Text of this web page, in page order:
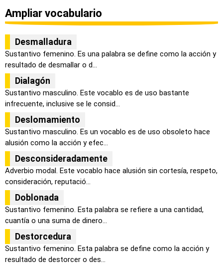
Ampliar vocabulario
Desmalladura
Sustantivo femenino. Es una palabra se define como la acción y
resultado de desmallar o d...
Dialagón
Sustantivo masculino. Este vocablo es de uso bastante
infrecuente, inclusive se le consid...
Deslomamiento
Sustantivo masculino. Es un vocablo es de uso obsoleto hace
alusión como la acción y efec...
Desconsideradamente
Adverbio modal. Este vocablo hace alusión sin cortesía, respeto,
consideración, reputació...
Doblonada
Sustantivo femenino. Esta palabra se refiere a una cantidad,
cuantía o una suma de dinero...
Destorcedura
Sustantivo femenino. Esta palabra se define como la acción y
resultado de destorcer o des...